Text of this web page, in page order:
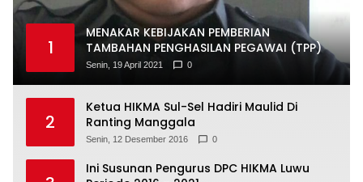
1
MENAKAR KEBIJAKAN PEMBERIAN
TAMBAHAN PENGHASILAN PEGAWAI (TPP)
Senin, 19 April 2021 0
2
Ketua HIKMA Sul-Sel Hadiri Maulid Di
Ranting Manggala
Senin, 12 Desember 2016 0
Ini Susunan Pengurus DPC HIKMA Luwu